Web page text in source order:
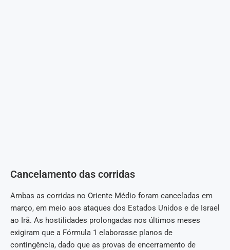
Cancelamento das corridas
Ambas as corridas no Oriente Médio foram canceladas em
março, em meio aos ataques dos Estados Unidos e de Israel
ao Irã. As hostilidades prolongadas nos últimos meses
exigiram que a Fórmula 1 elaborasse planos de
contingência, dado que as provas de encerramento de